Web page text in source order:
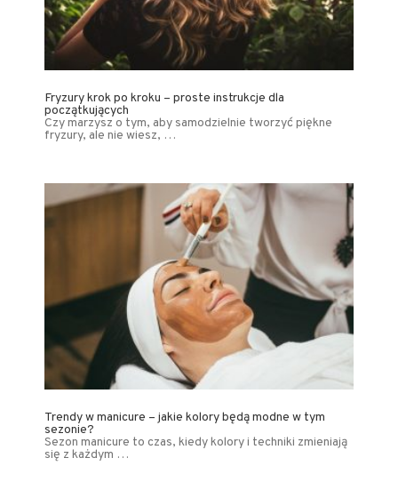
Fryzury krok po kroku – proste instrukcje dla
początkujących
Czy marzysz o tym, aby samodzielnie tworzyć piękne
fryzury, ale nie wiesz, …
Trendy w manicure – jakie kolory będą modne w tym
sezonie?
Sezon manicure to czas, kiedy kolory i techniki zmieniają
się z każdym …